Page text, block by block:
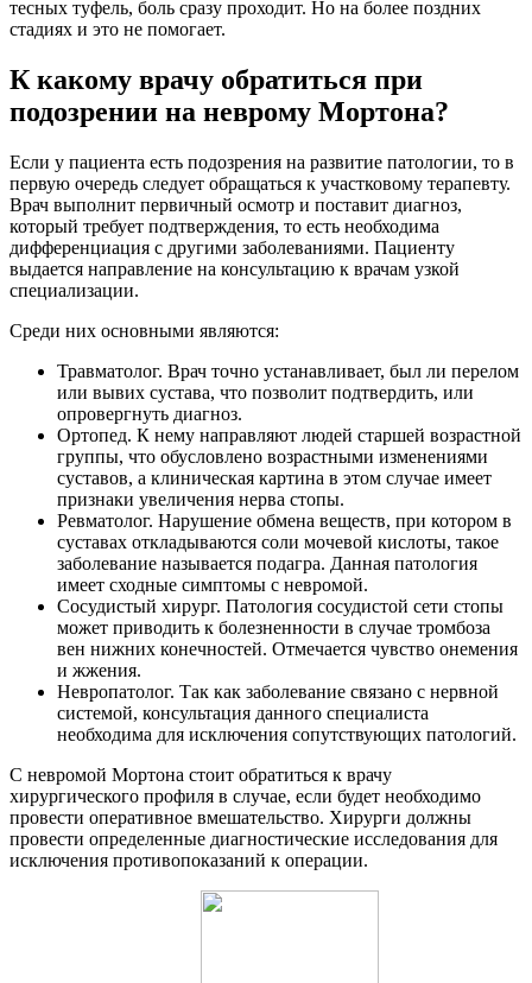
тесных туфель, боль сразу проходит. Но на более поздних
стадиях и это не помогает.
К какому врачу обратиться при
подозрении на неврому Мортона?
Если у пациента есть подозрения на развитие патологии, то в
первую очередь следует обращаться к участковому терапевту.
Врач выполнит первичный осмотр и поставит диагноз,
который требует подтверждения, то есть необходима
дифференциация с другими заболеваниями. Пациенту
выдается направление на консультацию к врачам узкой
специализации.
Среди них основными являются:
Травматолог. Врач точно устанавливает, был ли перелом
или вывих сустава, что позволит подтвердить, или
опровергнуть диагноз.
Ортопед. К нему направляют людей старшей возрастной
группы, что обусловлено возрастными изменениями
суставов, а клиническая картина в этом случае имеет
признаки увеличения нерва стопы.
Ревматолог. Нарушение обмена веществ, при котором в
суставах откладываются соли мочевой кислоты, такое
заболевание называется подагра. Данная патология
имеет сходные симптомы с невромой.
Сосудистый хирург. Патология сосудистой сети стопы
может приводить к болезненности в случае тромбоза
вен нижних конечностей. Отмечается чувство онемения
и жжения.
Невропатолог. Так как заболевание связано с нервной
системой, консультация данного специалиста
необходима для исключения сопутствующих патологий.
С невромой Мортона стоит обратиться к врачу
хирургического профиля в случае, если будет необходимо
провести оперативное вмешательство. Хирурги должны
провести определенные диагностические исследования для
исключения противопоказаний к операции.